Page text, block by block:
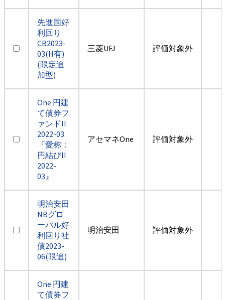
先進国好
利回り
CB2023-
03(H有)
(限定追
加型)
三菱UFJ 評価対象外
One 円建
て債券フ
ァンドII
2022-03
『愛称：
円結びII
2022-
03』
アセマネOne 評価対象外
明治安田
NBグロ
ーバル好
利回り社
債2023-
06(限追)
明治安田 評価対象外
One 円建
て債券フ